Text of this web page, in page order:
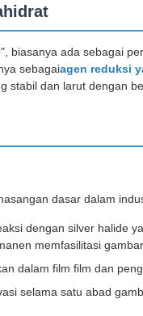
biasanya ada sebagai
sebagaiagen reduksi
stabil dan larut dengan
dasar dalam
dengan silver halide
memfasilitasi gambar
dalam film film dan
selama satu abad